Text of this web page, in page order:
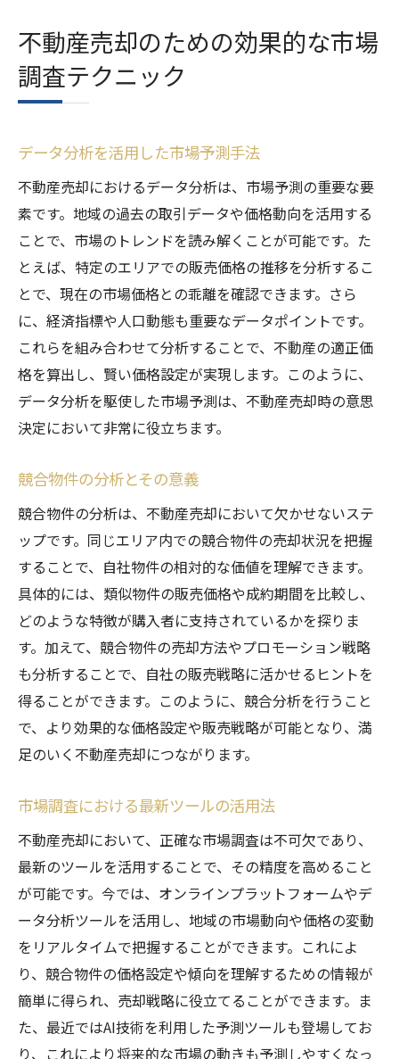
不動産売却のための効果的な市場
調査テクニック
データ分析を活用した市場予測手法
不動産売却におけるデータ分析は、市場予測の重要な要
素です。地域の過去の取引データや価格動向を活用する
ことで、市場のトレンドを読み解くことが可能です。た
とえば、特定のエリアでの販売価格の推移を分析するこ
とで、現在の市場価格との乖離を確認できます。さら
に、経済指標や人口動態も重要なデータポイントです。
これらを組み合わせて分析することで、不動産の適正価
格を算出し、賢い価格設定が実現します。このように、
データ分析を駆使した市場予測は、不動産売却時の意思
決定において非常に役立ちます。
競合物件の分析とその意義
競合物件の分析は、不動産売却において欠かせないステ
ップです。同じエリア内での競合物件の売却状況を把握
することで、自社物件の相対的な価値を理解できます。
具体的には、類似物件の販売価格や成約期間を比較し、
どのような特徴が購入者に支持されているかを探りま
す。加えて、競合物件の売却方法やプロモーション戦略
も分析することで、自社の販売戦略に活かせるヒントを
得ることができます。このように、競合分析を行うこと
で、より効果的な価格設定や販売戦略が可能となり、満
足のいく不動産売却につながります。
市場調査における最新ツールの活用法
不動産売却において、正確な市場調査は不可欠であり、
最新のツールを活用することで、その精度を高めること
が可能です。今では、オンラインプラットフォームやデ
ータ分析ツールを活用し、地域の市場動向や価格の変動
をリアルタイムで把握することができます。これによ
り、競合物件の価格設定や傾向を理解するための情報が
簡単に得られ、売却戦略に役立てることができます。ま
た、最近ではAI技術を利用した予測ツールも登場してお
り、これにより将来的な市場の動きも予測しやすくなっ